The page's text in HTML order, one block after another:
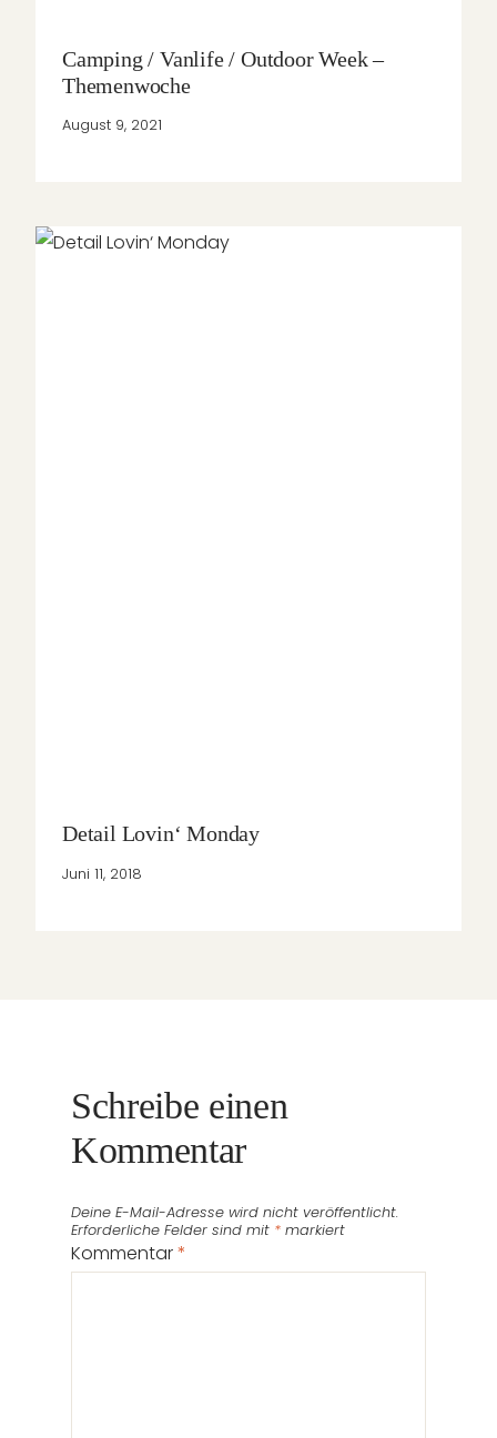
Camping / Vanlife / Outdoor Week –
Themenwoche
August 9, 2021
Detail Lovin‘ Monday
Juni 11, 2018
Schreibe einen
Kommentar
Deine E-Mail-Adresse wird nicht veröffentlicht.
Erforderliche Felder sind mit * markiert
Kommentar*